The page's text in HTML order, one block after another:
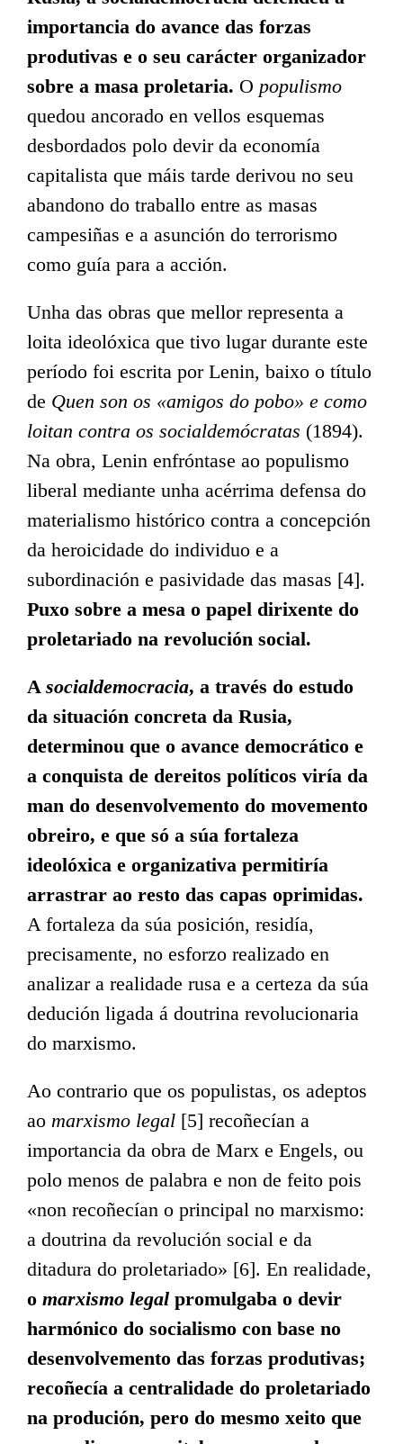
importancia do avance das forzas
produtivas e o seu carácter organizador
sobre a masa proletaria. O populismo
quedou ancorado en vellos esquemas
desbordados polo devir da economía
capitalista que máis tarde derivou no seu
abandono do traballo entre as masas
campesiñas e a asunción do terrorismo
como guía para a acción.
Unha das obras que mellor representa a
loita ideolóxica que tivo lugar durante este
período foi escrita por Lenin, baixo o título
de Quen son os «amigos do pobo» e como
loitan contra os socialdemócratas (1894).
Na obra, Lenin enfróntase ao populismo
liberal mediante unha acérrima defensa do
materialismo histórico contra a concepción
da heroicidade do individuo e a
subordinación e pasividade das masas [4].
Puxo sobre a mesa o papel dirixente do
proletariado na revolución social.
A socialdemocracia, a través do estudo
da situación concreta da Rusia,
determinou que o avance democrático e
a conquista de dereitos políticos viría da
man do desenvolvemento do movemento
obreiro, e que só a súa fortaleza
ideolóxica e organizativa permitiría
arrastrar ao resto das capas oprimidas.
A fortaleza da súa posición, residía,
precisamente, no esforzo realizado en
analizar a realidade rusa e a certeza da súa
dedución ligada á doutrina revolucionaria
do marxismo.
Ao contrario que os populistas, os adeptos
ao marxismo legal [5] recoñecían a
importancia da obra de Marx e Engels, ou
polo menos de palabra e non de feito pois
«non recoñecían o principal no marxismo:
a doutrina da revolución social e da
ditadura do proletariado» [6]. En realidade,
o marxismo legal promulgaba o devir
harmónico do socialismo con base no
desenvolvemento das forzas produtivas;
recoñecía a centralidade do proletariado
na produción, pero do mesmo xeito que